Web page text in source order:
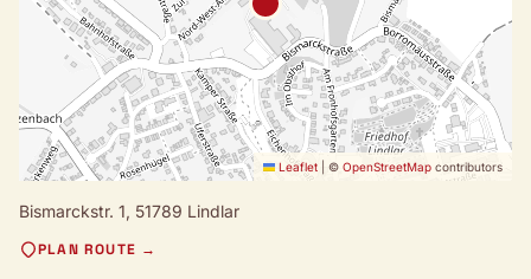
Leaflet © OpenStreetMap contributors
Bismarckstr. 1, 51789 Lindlar
PLAN ROUTE →